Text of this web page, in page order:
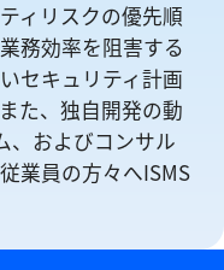
ィリスクの優先順
務効率を阻害する
セキュリティ計画
た、独自開発の動
、およびコンサル
業員の方々へISMS